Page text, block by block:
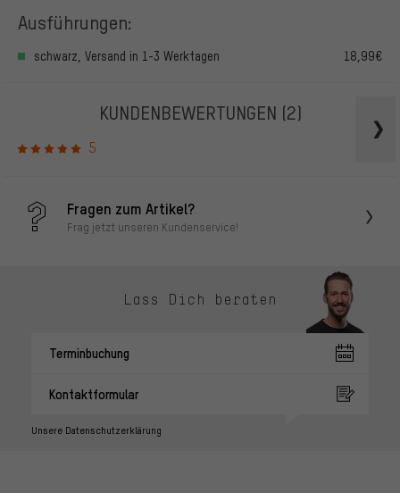
Ausführungen:
schwarz, Versand in 1-3 Werktagen 18,99€
KUNDENBEWERTUNGEN (2)
5
Fragen zum Artikel?
Frag jetzt unseren Kundenservice!
Lass Dich beraten
Terminbuchung
Kontaktformular
Unsere Datenschutzerklärung